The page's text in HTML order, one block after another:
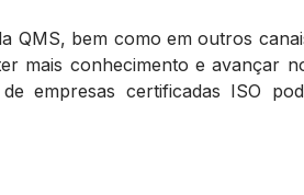
QMS, bem como em outros
mais conhecimento e avançar
empresas certificadas ISO